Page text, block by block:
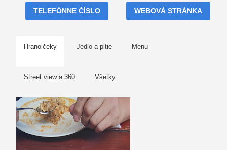
TELEFÓNNE ČÍSLO WEBOVÁ STRÁNKA
Hranolčeky Jedlo a pitie Menu
Street view a 360 Všetky